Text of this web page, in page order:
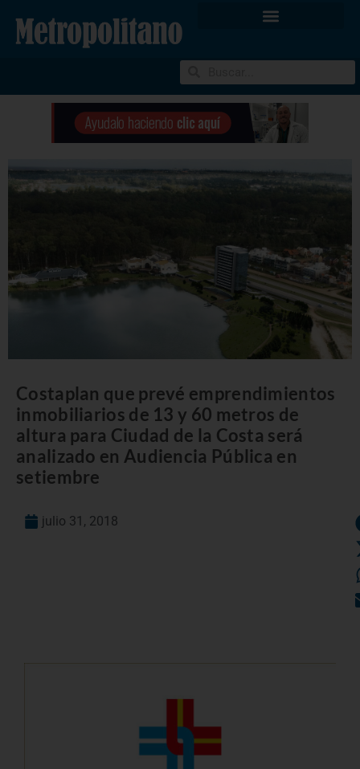
Costaplan que prevé emprendimientos
inmobiliarios de 13 y 60 metros de
altura para Ciudad de la Costa será
analizado en Audiencia Pública en
setiembre
julio 31, 2018